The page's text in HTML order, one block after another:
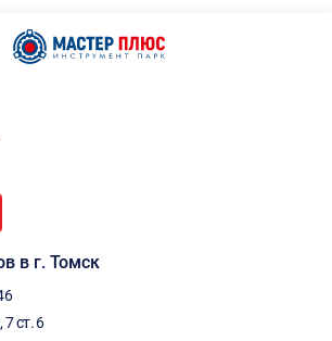
в г. Томск
ст. 6